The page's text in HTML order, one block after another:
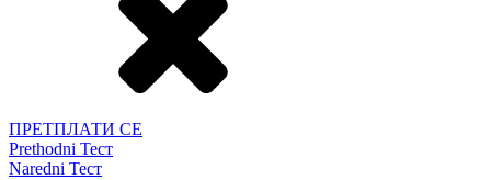
ПРЕТПЛАТИ СЕ
Prethodni Тест
Naredni Тест